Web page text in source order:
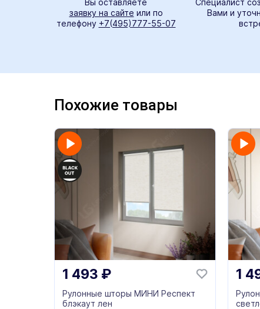
Вы оставляете
заявку на сайте или по
телефону +7(495)777-55-07
Специалист
Вами и
Похожие товары
1 493 ₽
Рулонные шторы МИНИ Респект
блэкаут лен
1